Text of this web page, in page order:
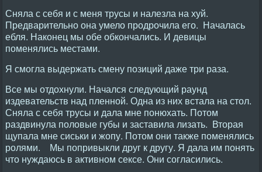
Сняла с себя и с меня трусы и налезла на хуй.
Предварительно она умело продрочила его. Началась
ебля. Наконец мы обе обкончались. И девицы
поменялись местами.
Я смогла выдержать смену позиций даже три раза.
Все мы отдохнули. Начался следующий раунд
издевательств над пленной. Одна из них встала на стол.
Сняла с себя трусы и дала мне понюхать. Потом
раздвинула половые губы и заставила лизать. Вторая
щупала мне сиськи и жопу. Потом они также поменялись
ролями. Мы попривыкли друг к другу. Я дала им понять
что нуждаюсь в активном сексе. Они согласились.